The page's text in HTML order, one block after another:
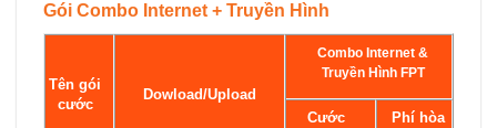
Gói Combo Internet + Truyền Hình
Tên gói
cước
Dowload/Upload
Combo Internet &
Truyền Hình FPT
Cước
Phí hòa